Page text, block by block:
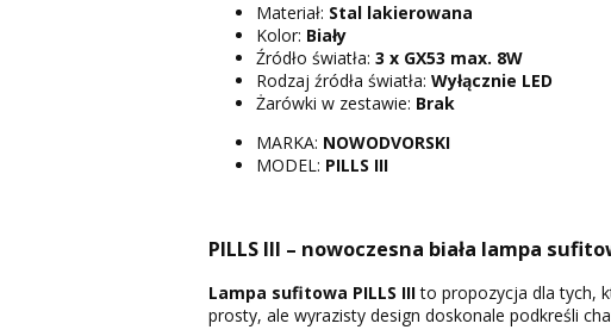
Materiał: Stal lakierowana
Kolor: Biały
Źródło światła: 3 x GX53 max. 8W
Rodzaj źródła światła: Wyłącznie LED
Żarówki w zestawie: Brak
MARKA: NOWODVORSKI
MODEL: PILLS III
PILLS III – nowoczesna biała lampa
Lampa sufitowa PILLS IIIto propozycja dla tych,
prosty, ale wyrazisty design doskonale podkreśli